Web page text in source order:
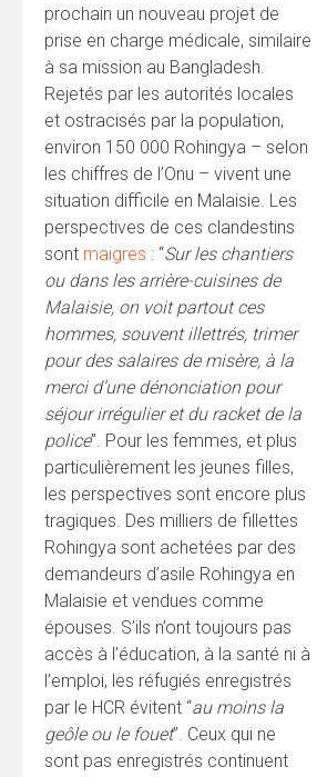
prochain un nouveau projet de
prise en charge médicale, similaire
à sa mission au Bangladesh.
Rejetés par les autorités locales
et ostracisés par la population,
environ 150 000 Rohingya – selon
les chiffres de l’Onu – vivent une
situation difficile en Malaisie. Les
perspectives de ces clandestins
sont maigres : “Sur les chantiers
ou dans les arrière-cuisines de
Malaisie, on voit partout ces
hommes, souvent illettrés, trimer
pour des salaires de misère, à la
merci d’une dénonciation pour
séjour irrégulier et du racket de la
police”. Pour les femmes, et plus
particulièrement les jeunes filles,
les perspectives sont encore plus
tragiques. Des milliers de fillettes
Rohingya sont achetées par des
demandeurs d’asile Rohingya en
Malaisie et vendues comme
épouses. S’ils n’ont toujours pas
accès à l’éducation, à la santé ni à
l’emploi, les réfugiés enregistrés
par le HCR évitent “au moins la
geôle ou le fouet”. Ceux qui ne
sont pas enregistrés continuent